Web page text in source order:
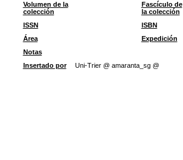
Volumen de la
colección
Fascículo de
la colección
ISSN
ISBN
Área
Expedición
Notas
Insertado por
Uni-Trier @ amaranta_sg @